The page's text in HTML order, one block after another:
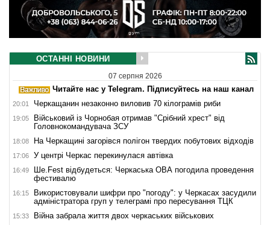
ОСТАННІ НОВИНИ
07 серпня 2026
Читайте нас у Telegram. Підписуйтесь на наш канал
20:01 Черкащанин незаконно виловив 70 кілограмів риби
19:05
Військовий із Чорнобая отримав "Срібний хрест" від
Головнокомандувача ЗСУ
18:08 На Черкащині загорівся полігон твердих побутових відходів
17:06 У центрі Черкас перекинулася автівка
16:49
Ше.Fest відбудеться: Черкаська ОВА погодила проведення
фестивалю
16:15
Використовували шифри про "погоду": у Черкасах засудили
адміністратора груп у телеграмі про пересування ТЦК
15:33 Війна забрала життя двох черкаських військових